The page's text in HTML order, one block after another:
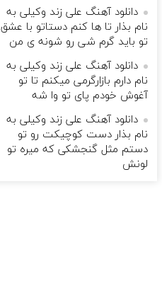
دانلود آهنگ علی زند وکیلی به
نام بذار تا ها كنم دستاتو با عشق
تو باید گرم شی رو شونه ى من
دانلود آهنگ علی زند وکیلی به
نام دارم بازارگرمی میكنم تا تو
آغوش خودم پای تو وا شه
دانلود آهنگ علی زند وکیلی به
نام بذار دست كوچیكت رو تو
دستم مثل گنجشكی كه میره تو
لونش